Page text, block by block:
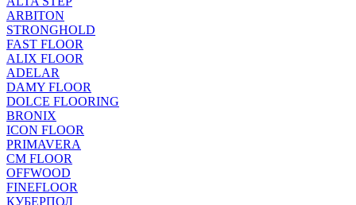
ARBITON
STRONGHOLD
FAST FLOOR
ALIX FLOOR
ADELAR
DAMY FLOOR
DOLCE FLOORING
BRONIX
ICON FLOOR
PRIMAVERA
CM FLOOR
OFFWOOD
FINEFLOOR
КУБЕРПОЛ